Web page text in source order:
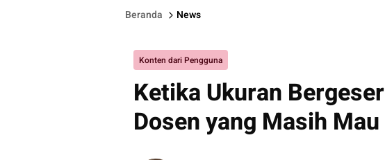
Beranda News
Konten dari Pengguna
Ketika Ukuran
Dosen yang Masih